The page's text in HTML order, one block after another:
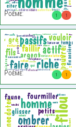
1 1
Poème:
1 1
Poème: